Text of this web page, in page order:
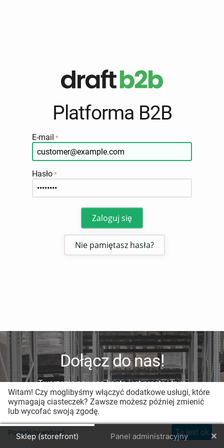
Sklep (storefront) Panel administracyjny
Platforma B2B
E-mail
Hasło
Zaloguj się
Nie pamiętasz hasła?
Dołącz do nas!
Tworzenie nowego konta jest proste i trwa
mniej niż minutę.
Zarejestruj nowe konto
Witam! Czy moglibyśmy włączyć dodatkowe usługi, które
wymagają ciasteczek? Zawsze możesz później zmienić
lub wycofać swoją zgodę.
Pozwól mi wybrać To jest ok